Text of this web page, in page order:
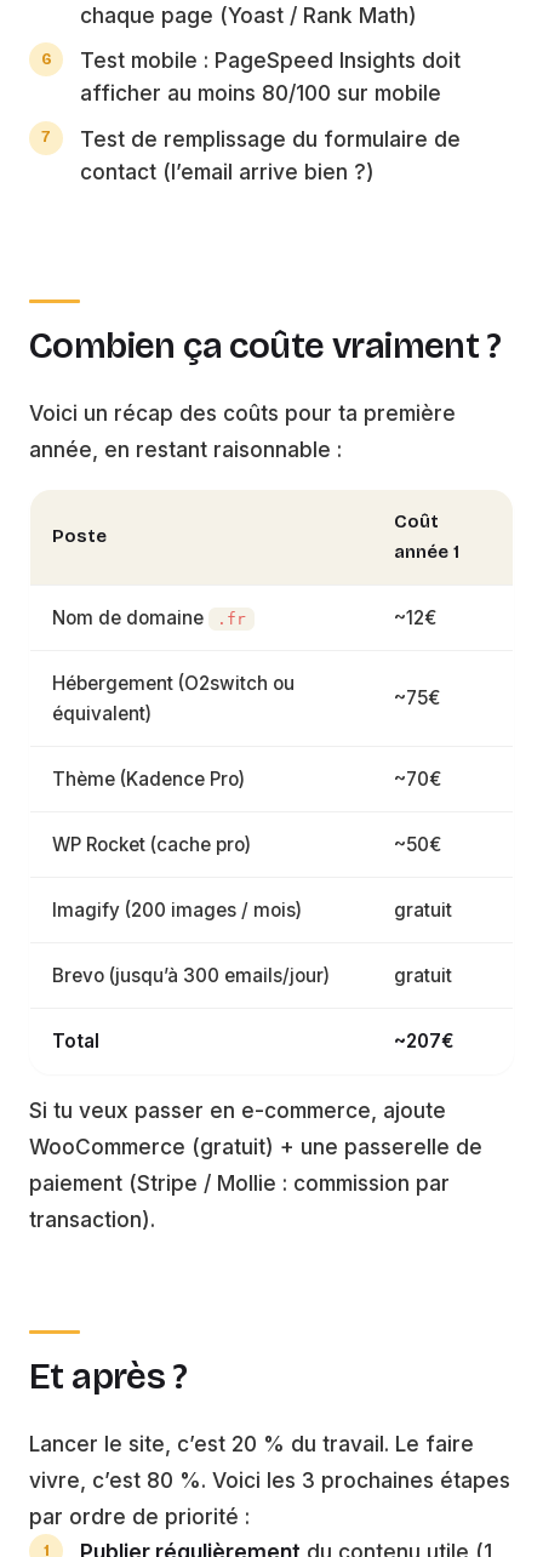
chaque page (Yoast / Rank Math)
Test mobile : PageSpeed Insights doit
afficher au moins 80/100 sur mobile
Test de remplissage du formulaire de
contact (l’email arrive bien ?)
Combien ça coûte vraiment ?
Voici un récap des coûts pour ta première
année, en restant raisonnable :
Poste
Coût
année 1
Nom de domaine .fr ~12€
Hébergement (O2switch ou
équivalent)
~75€
Thème (Kadence Pro) ~70€
WP Rocket (cache pro) ~50€
Imagify (200 images / mois) gratuit
Brevo (jusqu’à 300 emails/jour) gratuit
Total ~207€
Si tu veux passer en e-commerce, ajoute
WooCommerce (gratuit) + une passerelle de
paiement (Stripe / Mollie : commission par
transaction).
Et après ?
Lancer le site, c’est 20 % du travail. Le faire
vivre, c’est 80 %. Voici les 3 prochaines étapes
par ordre de priorité :
Publier régulièrement du contenu utile (1